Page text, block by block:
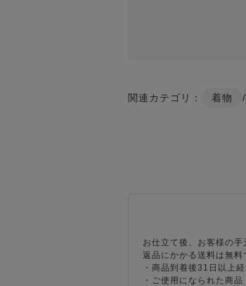
関連カテゴリ： 着物 /
お仕立て後、お客様の
返品にかかる送料は無料
・商品到着後31日以上
・ご使用になられた商品